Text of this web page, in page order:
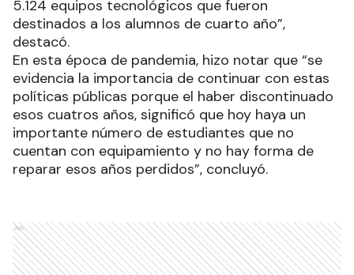
5.124 equipos tecnológicos que fueron
destinados a los alumnos de cuarto año”,
destacó.
En esta época de pandemia, hizo notar que “se
evidencia la importancia de continuar con estas
políticas públicas porque el haber discontinuado
esos cuatros años, significó que hoy haya un
importante número de estudiantes que no
cuentan con equipamiento y no hay forma de
reparar esos años perdidos”, concluyó.
Ads